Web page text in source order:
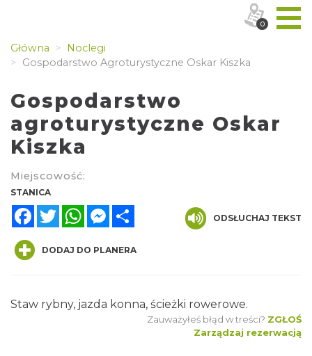
Główna
Noclegi
Gospodarstwo Agroturystyczne Oskar Kiszka
Gospodarstwo
agroturystyczne Oskar
Kiszka
Miejscowość:
STANICA
FacebookTwitterWhatsAppMessenger
ODSŁUCHAJ TEKST
DODAJ DO PLANERA
Staw rybny, jazda konna, ścieżki rowerowe.
Zauważyłeś błąd w treści? ZGŁOŚ
Zarządzaj rezerwacją
0